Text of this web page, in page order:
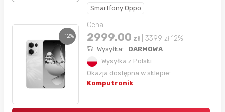
Smartfony Oppo
- 12%
Cena:
2999.00 zł 3399zł 12%
Wysyłka:
DARMOWA
Wysyłka z Polski
Okazja dostępna w sklepie:
Komputronik